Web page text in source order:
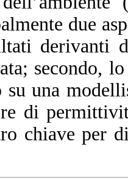
due
derivanti
secondo,
su una
di
chiave per